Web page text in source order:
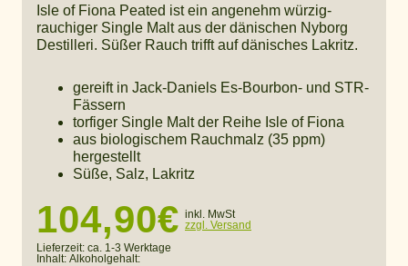
Isle of Fiona Peated ist ein angenehm würzig-
rauchiger Single Malt aus der dänischen Nyborg
Destilleri. Süßer Rauch trifft auf dänisches Lakritz.
gereift in Jack-Daniels Es-Bourbon- und STR-
Fässern
torfiger Single Malt der Reihe Isle of Fiona
aus biologischem Rauchmalz (35 ppm)
hergestellt
Süße, Salz, Lakritz
104,90€ inkl. MwSt
zzgl. Versand
Lieferzeit: ca. 1-3 Werktage
Inhalt: Alkoholgehalt: